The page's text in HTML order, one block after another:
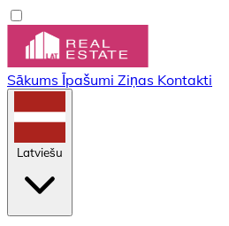
Sākums Īpašumi Ziņas Kontakti
Latviešu